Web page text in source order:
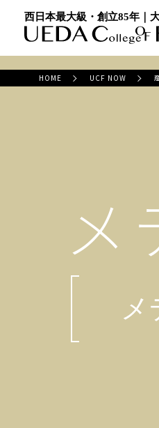
西日本最大級・創立85年｜
HOME UCF NOW
メ
メ